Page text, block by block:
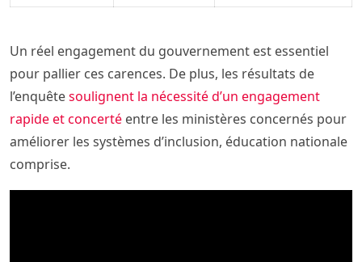
Un réel engagement du gouvernement est essentiel
pour pallier ces carences. De plus, les résultats de
l’enquêtesoulignent la nécessité d’un engagement
rapide et concerté entre les ministères concernés pour
améliorer les systèmes d’inclusion, éducation nationale
comprise.